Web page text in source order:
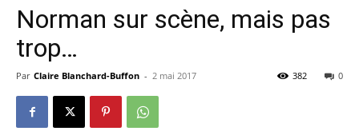
Norman sur scène, mais pas
trop…
Par Claire Blanchard-Buffon - 2 mai 2017 0
382